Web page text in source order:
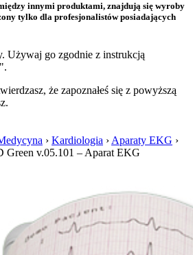
innymi produktami, znajdują się wyroby
tylko dla profesjonalistów posiadających
Używaj go zgodnie z instrukcją
że zapoznałeś się z powyższą
› Kardiologia › Aparaty EKG ›
Green v.05.101 – Aparat EKG